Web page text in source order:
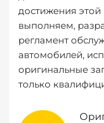
достижения
выполняем,
регламент
автомобилей,
оригинальные
только